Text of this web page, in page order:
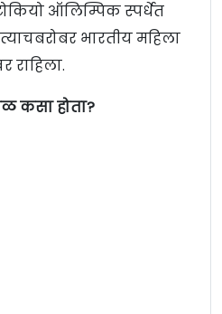
ऑलिम्पिक स्पर्धेत
भारतीय महिला
राहिला.
कसा होता?